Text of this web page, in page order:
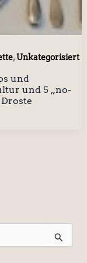
,Unkategorisiert
und
und 5 „no-